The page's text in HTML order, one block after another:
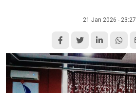
21 Jan 2026 - 23:27